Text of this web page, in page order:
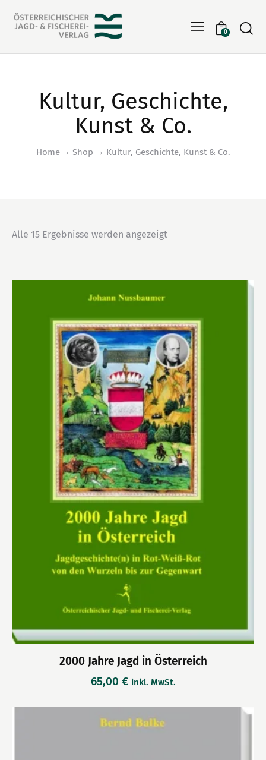
0
Kultur, Geschichte,
Kunst & Co.
Home Shop Kultur, Geschichte, Kunst & Co.
Alle 15 Ergebnisse werden angezeigt
2000 Jahre Jagd in Österreich
65,00 € inkl. MwSt.